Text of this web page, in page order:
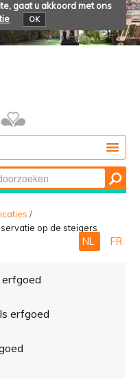
gaat u akkoord met ons
OK
/
op de steigers
NL FR
erfgoed